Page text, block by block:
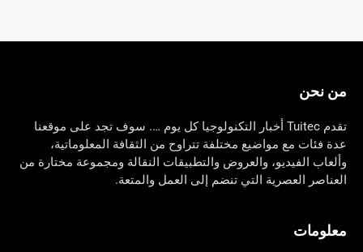
من نحن
تقدم Tuitec أخبار التكنولوجيا كل يوم …. سوف تجد على موقعنا
عدة فئات مع مواضيع مختلفة تتراوح من الثقافة المعلوماتية،
وألعاب الفيديو، والعروض والتطبيقات النقالة ومجموعة مختارة من
العناصر العصرية التي تنضم إلى العمل والمتعة.
معلومات